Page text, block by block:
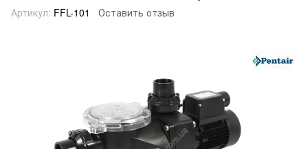
Артикул: FFL-101 Оставить отзыв